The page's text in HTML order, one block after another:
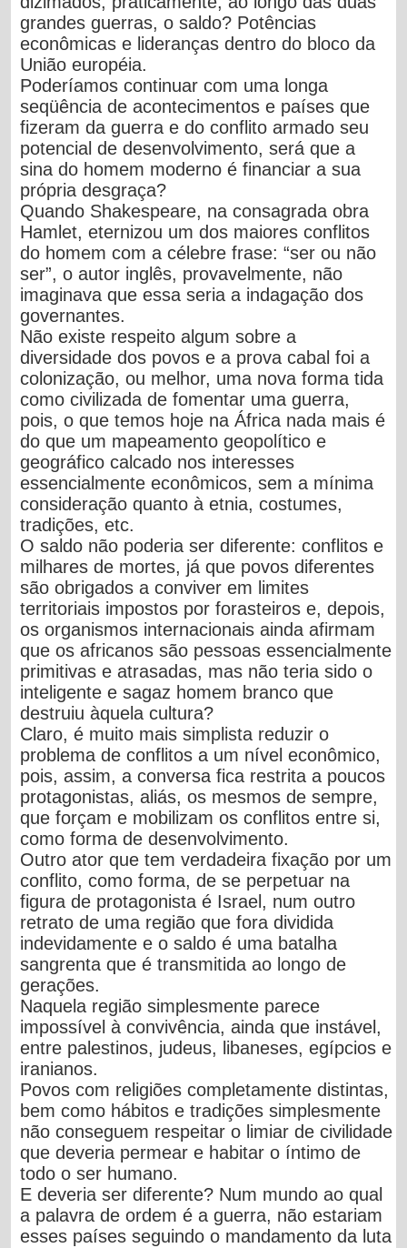
grandes guerras, o saldo? Potências
econômicas e lideranças dentro do bloco da
União européia.
Poderíamos continuar com uma longa
seqüência de acontecimentos e países que
fizeram da guerra e do conflito armado seu
potencial de desenvolvimento, será que a
sina do homem moderno é financiar a sua
própria desgraça?
Quando Shakespeare, na consagrada obra
Hamlet, eternizou um dos maiores conflitos
do homem com a célebre frase: “ser ou não
ser”, o autor inglês, provavelmente, não
imaginava que essa seria a indagação dos
governantes.
Não existe respeito algum sobre a
diversidade dos povos e a prova cabal foi a
colonização, ou melhor, uma nova forma tida
como civilizada de fomentar uma guerra,
pois,o que temos hoje na África nada mais é
do que um mapeamento geopolítico e
geográfico calcado nos interesses
essencialmente econômicos, sem a mínima
consideração quanto à etnia, costumes,
tradições, etc.
O saldo não poderia ser diferente: conflitos e
milhares de mortes, já que povos diferentes
são obrigados a conviver em limites
territoriais impostos por forasteiros e, depois,
os organismos internacionais ainda afirmam
que os africanos são pessoas essencialmente
primitivas e atrasadas, mas não teria sido o
inteligente e sagaz homem branco que
destruiu àquela cultura?
Claro, é muito mais simplista reduzir o
problema de conflitos a um nível econômico,
pois, assim, a conversa fica restrita a poucos
protagonistas, aliás,os mesmos de sempre,
que forçam e mobilizam os conflitos entre si,
como forma de desenvolvimento.
Outro ator que tem verdadeira fixação por um
conflito, como forma, de se perpetuar na
figura de protagonista é Israel, num outro
retrato de uma região que fora dividida
indevidamente e o saldo é uma batalha
sangrenta que é transmitida ao longo de
gerações.
Naquela região simplesmente parece
impossível à convivência, ainda que instável,
entre palestinos, judeus, libaneses, egípcios e
iranianos.
Povos com religiões completamente distintas,
bem como hábitos e tradições simplesmente
não conseguem respeitar o limiar de civilidade
que deveria permear e habitar o íntimo de
todo o ser humano.
E deveria ser diferente? Num mundo ao qual
a palavra de ordem é a guerra, não estariam
esses países seguindo o mandamento da luta